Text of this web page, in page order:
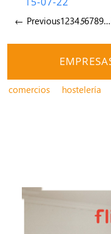
← Previous123456789…
comercios hostelería